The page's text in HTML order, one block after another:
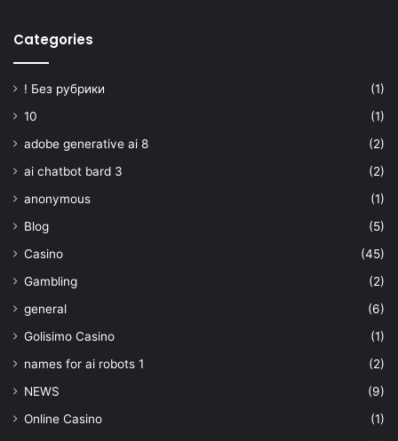
Categories
! Без рубрики
(1)
10
(1)
adobe generative ai 8
(2)
ai chatbot bard 3
(2)
anonymous
(1)
Blog
(5)
Casino
(45)
Gambling
(2)
general
(6)
Golisimo Casino
(1)
names for ai robots 1
(2)
NEWS
(9)
Online Casino
(1)